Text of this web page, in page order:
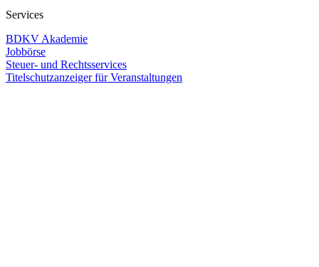
Services
BDKV Akademie
Jobbörse
Steuer- und Rechtsservices
Titelschutzanzeiger für Veranstaltungen